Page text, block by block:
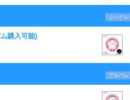
シングル
購入可能)
アルバム